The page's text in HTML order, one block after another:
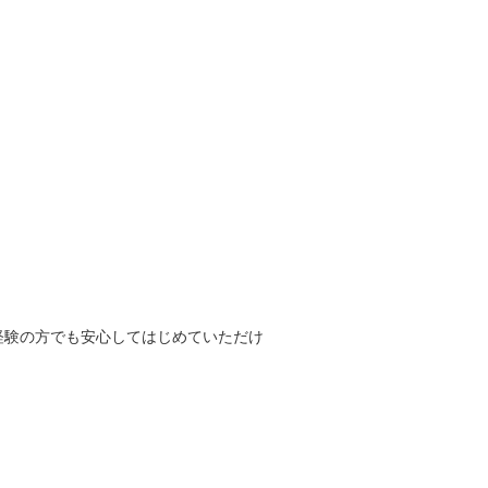
の方でも安心してはじめていただけ